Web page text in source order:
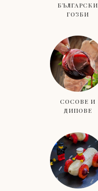
БЪЛГАРСКИ
ГОЗБИ
СОСОВЕ И
ДИПОВЕ